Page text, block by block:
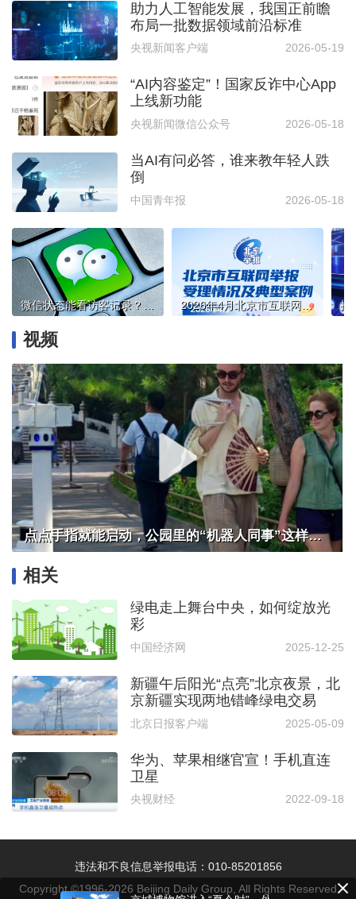
助力人工智能发展，我国正前瞻
布局一批数据领域前沿标准
央视新闻客户端 2026-05-19
“AI内容鉴定”！国家反诈中心App
上线新功能
央视新闻微信公众号 2026-05-18
当AI有问必答，谁来教年轻人跌
倒
中国青年报 2026-05-18
微信状态能看访客记录？腾讯：这项功能“焊死”不会开发 2026年4月北京市互联网举报受理情况及典型案例
视频
点点手指就能启动，公园里的“机器人同事”这样干活
相关
绿电走上舞台中央，如何绽放光
彩
中国经济网 2025-12-25
新疆午后阳光“点亮”北京夜景，北
京新疆实现两地错峰绿电交易
北京日报客户端 2025-05-09
华为、苹果相继官宣！手机直连
卫星
央视财经 2022-09-18
违法和不良信息举报电话：010-85201856
Copyright ©1996-2026 Beijing Daily Group, All Rights Reserved